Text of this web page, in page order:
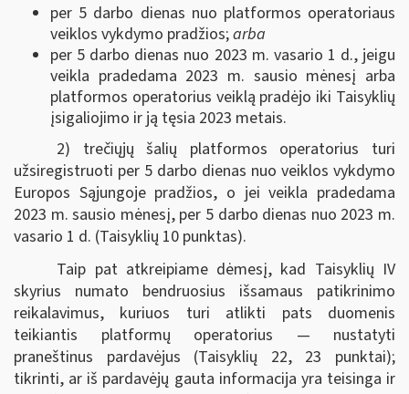
per 5 darbo dienas nuo platformos operatoriaus
veiklos vykdymo pradžios;arba
per 5 darbo dienas nuo 2023 m. vasario 1 d., jeigu
veikla pradedama 2023 m. sausio mėnesį arba
platformos operatorius veiklą pradėjo iki Taisyklių
įsigaliojimo ir ją tęsia 2023 metais.
2) trečiųjų šalių platformos operatorius turi
užsiregistruoti per 5 darbo dienas nuo veiklos vykdymo
Europos Sąjungoje pradžios, o jei veikla pradedama
2023 m. sausio mėnesį, per 5 darbo dienas nuo 2023 m.
vasario 1 d. (Taisyklių 10 punktas).
Taip pat atkreipiame dėmesį, kad Taisyklių IV
skyrius numato bendruosius išsamaus patikrinimo
reikalavimus, kuriuos turi atlikti pats duomenis
teikiantis platformų operatorius — nustatyti
praneštinus pardavėjus (Taisyklių 22, 23 punktai);
tikrinti, ar iš pardavėjų gauta informacija yra teisinga ir